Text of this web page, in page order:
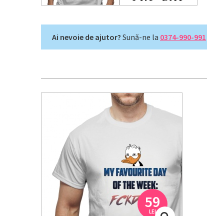
Ai nevoie de ajutor? Sună-ne la 0374-990-991
59
LEI